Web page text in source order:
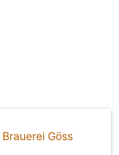
Brauerei Göss